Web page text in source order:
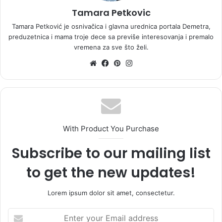
Tamara Petkovic
Tamara Petković je osnivačica i glavna urednica portala Demetra,
preduzetnica i mama troje dece sa previše interesovanja i premalo
vremena za sve što želi.
WebsiteFacebook
Pinterest
With Product You Purchase
Subscribe to our mailing list
to get the new updates!
Lorem ipsum dolor sit amet, consectetur.